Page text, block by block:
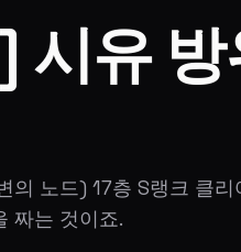
시유
의 노드) 17층 S랭크 클
짜는 것이죠.